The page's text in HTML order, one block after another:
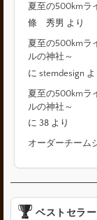
夏至の500kmラ
條 秀男 より
夏至の500kmラ
ルの神社～
にstemdesign よ
夏至の500kmラ
ルの神社～
に38 より
オーダーチーム
ベストセラー